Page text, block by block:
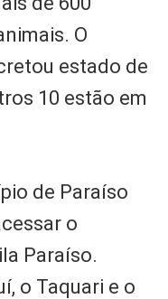
O
estado de
10 estão em
de Paraíso
o
Paraíso.
o Taquari e o